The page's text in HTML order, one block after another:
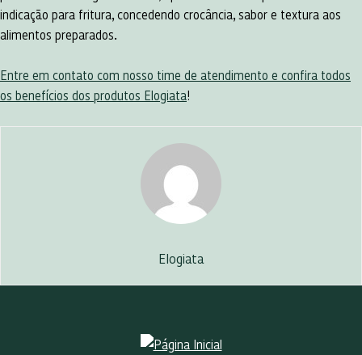
indicação para fritura, concedendo crocância, sabor e textura aos
alimentos preparados.
Entre em contato com nosso time de atendimento e confira todos
os benefícios dos produtos Elogiata!
Elogiata